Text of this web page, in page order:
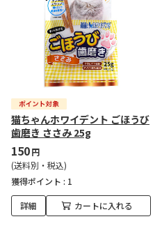
猫ちゃんホワイデント ごほうび
歯磨き ささみ 25g
150円
(送料別・税込)
獲得ポイント : 1
詳細 カートに入れる